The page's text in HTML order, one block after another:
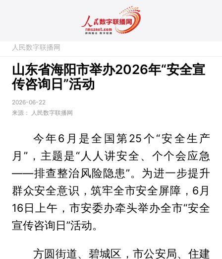
人民数字联播网
山东省海阳市举办2026年“安全宣
传咨询日”活动
2026-06-22
来源：
人民数字联播网
今年6月是全国第25个“安全生产
月”，主题是“人人讲安全、个个会应急
——排查整治风险隐患”。为进一步提升
群众安全意识，筑牢全市安全屏障，6月
16日上午，市安委办牵头举办全市“安全
宣传咨询日”活动。
方圆街道、碧城区，市公安局、住建